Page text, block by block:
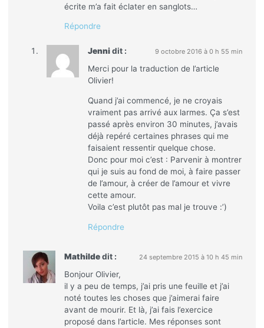
écrite m’a fait éclater en sanglots…
Répondre
Jenni dit : 9 octobre 2016 à 0 h 55 min
Merci pour la traduction de l’article
Olivier!
Quand j’ai commencé, je ne croyais
vraiment pas arrivé aux larmes. Ça s’est
passé après environ 30 minutes, j’avais
déjà repéré certaines phrases qui me
faisaient ressentir quelque chose.
Donc pour moi c’est : Parvenir à montrer
qui je suis au fond de moi, à faire passer
de l’amour, à créer de l’amour et vivre
cette amour.
Voila c’est plutôt pas mal je trouve :’)
Répondre
Mathilde dit : 24 septembre 2015 à 10 h 45 min
Bonjour Olivier,
il y a peu de temps, j’ai pris une feuille et j’ai
noté toutes les choses que j’aimerai faire
avant de mourir. Et là, j’ai fais l’exercice
proposé dans l’article. Mes réponses sont